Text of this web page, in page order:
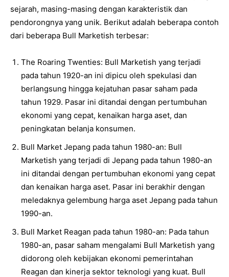
sejarah, masing-masing dengan karakteristik dan
pendorongnya yang unik. Berikut adalah beberapa contoh
dari beberapa Bull Marketish terbesar:
The Roaring Twenties: Bull Marketish yang terjadi
pada tahun 1920-an ini dipicu oleh spekulasi dan
berlangsung hingga kejatuhan pasar saham pada
tahun 1929. Pasar ini ditandai dengan pertumbuhan
ekonomi yang cepat, kenaikan harga aset, dan
peningkatan belanja konsumen.
Bull Market Jepang pada tahun 1980-an: Bull
Marketish yang terjadi di Jepang pada tahun 1980-an
ini ditandai dengan pertumbuhan ekonomi yang cepat
dan kenaikan harga aset. Pasar ini berakhir dengan
meledaknya gelembung harga aset Jepang pada tahun
1990-an.
Bull Market Reagan pada tahun 1980-an: Pada tahun
1980-an, pasar saham mengalami Bull Marketish yang
didorong oleh kebijakan ekonomi pemerintahan
Reagan dan kinerja sektor teknologi yang kuat. Bull